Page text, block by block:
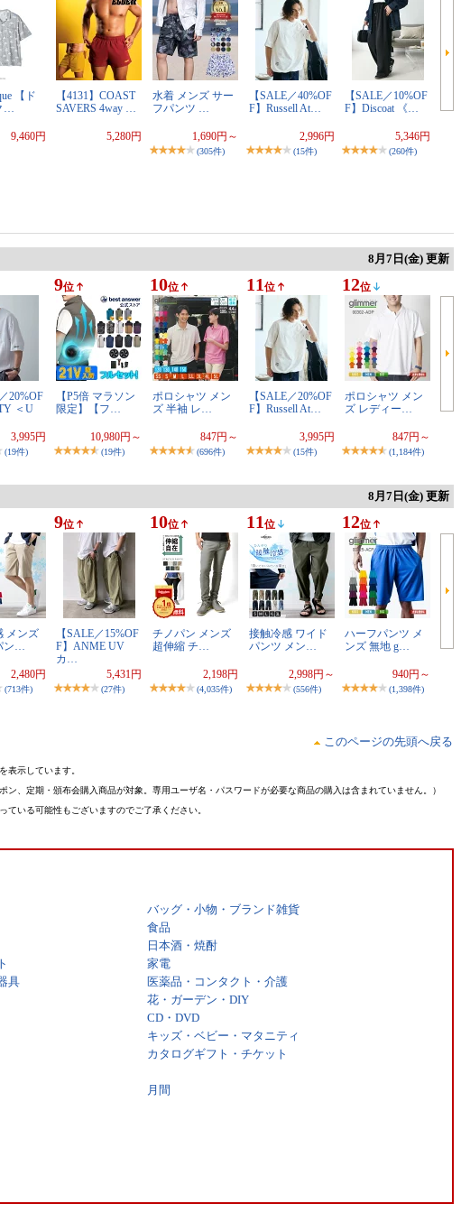
【ド
…
9,460円
【4131】COAST
SAVERS 4way …
5,280円
水着 メンズ サー
フパンツ …
1,690円～
(305件)
【SALE／40%OF
F】Russell At…
2,996円
(15件)
【SALE／10%OF
F】Discoat 《…
5,346円
(260件)
8月7日(金) 更新
20%OF
＜U
3,995円
(19件)
9位
【P5倍 マラソン
限定】【フ…
10,980円～
(19件)
10位
ポロシャツ メン
ズ 半袖 レ…
847円～
(696件)
11 位
【SALE／20%OF
F】Russell At…
3,995円
(15件)
12位
ポロシャツ メン
ズ レディー…
847円～
(1,184件)
8月7日(金) 更新
メンズ
ン…
2,480円
(713件)
9位
【SALE／15%OF
F】ANME UV
カ…
5,431円
(27件)
10位
チノパン メンズ
超伸縮 チ…
2,198円
(4,035件)
11 位
接触冷感 ワイド
パンツ メン…
2,998円～
(556件)
12位
ハーフパンツ メ
ンズ 無地 g…
940円～
(1,398件)
このページの先頭へ戻る
表示しています。
、定期・頒布会購入商品が対象。専用ユーザ名・パスワードが必要な商品の購入は含まれていません。）
いる可能性もございますのでご了承ください。
バッグ・小物・ブランド雑貨
食品
日本酒・焼酎
家電
具
医薬品・コンタクト・介護
花・ガーデン・DIY
CD・DVD
キッズ・ベビー・マタニティ
カタログギフト・チケット
月間